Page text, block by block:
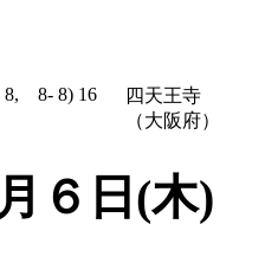
8, 8- 8) 16
四天王寺
（大阪府）
６日(木)